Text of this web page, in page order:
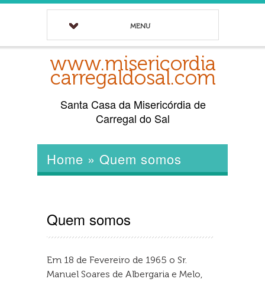
MENU
www.misericordia
carregaldosal.com
Santa Casa da Misericórdia de
Carregal do Sal
Home » Quem somos
Quem somos
Em 18 de Fevereiro de 1965 o Sr.
Manuel Soares de Albergaria e Melo,